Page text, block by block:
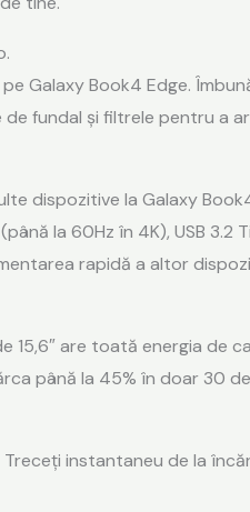
Galaxy Book4 Edge.
fundal și filtrele pentru a
dispozitive la Galaxy
la 60Hz în 4K), USB
rapidă a altor
are toată energia de
până la 45% în doar 30
instantaneu de la